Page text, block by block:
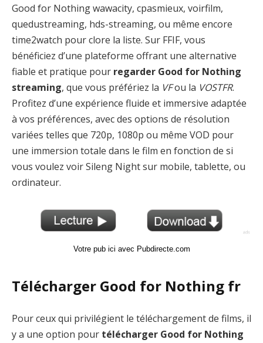
Good for Nothing wawacity, cpasmieux, voirfilm,
quedustreaming, hds-streaming, ou même encore
time2watch pour clore la liste. Sur FFIF, vous
bénéficiez d’une plateforme offrant une alternative
fiable et pratique pour regarder Good for Nothing
streaming, que vous préfériez la VFou la VOSTFR.
Profitez d’une expérience fluide et immersive adaptée
à vos préférences, avec des options de résolution
variées telles que 720p, 1080p ou même VOD pour
une immersion totale dans le film en fonction de si
vous voulez voir Sileng Night sur mobile, tablette, ou
ordinateur.
Votre pub ici avec Pubdirecte.com
Télécharger Good for Nothing fr
Pour ceux qui privilégient le téléchargement de films, il
y a une option pour télécharger Good for Nothing